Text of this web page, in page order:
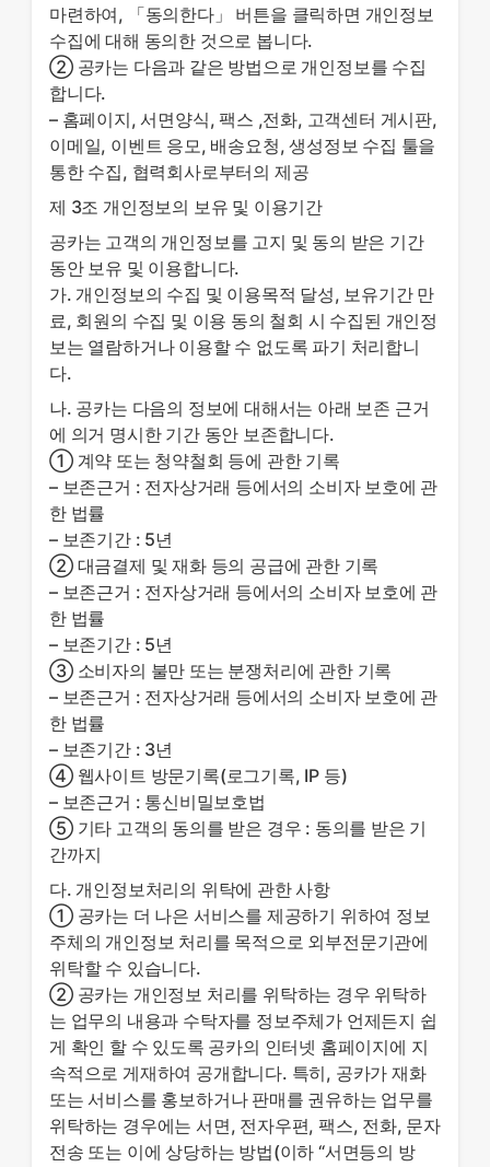
마련하여, 「동의한다」 버튼을 클릭하면 개인정보
수집에 대해 동의한 것으로 봅니다.
② 공카는 다음과 같은 방법으로 개인정보를 수집
합니다.
– 홈페이지, 서면양식, 팩스 ,전화, 고객센터 게시판,
이메일, 이벤트 응모, 배송요청, 생성정보 수집 툴을
통한 수집, 협력회사로부터의 제공
제 3조 개인정보의 보유 및 이용기간
공카는 고객의 개인정보를 고지 및 동의 받은 기간
동안 보유 및 이용합니다.
가. 개인정보의 수집 및 이용목적 달성, 보유기간 만
료, 회원의 수집 및 이용 동의 철회 시 수집된 개인정
보는 열람하거나 이용할 수 없도록 파기 처리합니
다.
나. 공카는 다음의 정보에 대해서는 아래 보존 근거
에 의거 명시한 기간 동안 보존합니다.
① 계약 또는 청약철회 등에 관한 기록
– 보존근거 : 전자상거래 등에서의 소비자 보호에 관
한 법률
– 보존기간 : 5년
② 대금결제 및 재화 등의 공급에 관한 기록
– 보존근거 : 전자상거래 등에서의 소비자 보호에 관
한 법률
– 보존기간 : 5년
③ 소비자의 불만 또는 분쟁처리에 관한 기록
– 보존근거 : 전자상거래 등에서의 소비자 보호에 관
한 법률
– 보존기간 : 3년
④ 웹사이트 방문기록(로그기록, IP 등)
– 보존근거 : 통신비밀보호법
⑤ 기타 고객의 동의를 받은 경우 : 동의를 받은 기
간까지
다. 개인정보처리의 위탁에 관한 사항
① 공카는 더 나은 서비스를 제공하기 위하여 정보
주체의 개인정보 처리를 목적으로 외부전문기관에
위탁할 수 있습니다.
② 공카는 개인정보 처리를 위탁하는 경우 위탁하
는 업무의 내용과 수탁자를 정보주체가 언제든지 쉽
게 확인 할 수 있도록 공카의 인터넷 홈페이지에 지
속적으로 게재하여 공개합니다. 특히, 공카가 재화
또는 서비스를 홍보하거나 판매를 권유하는 업무를
위탁하는 경우에는 서면, 전자우편, 팩스, 전화, 문자
전송 또는 이에 상당하는 방법(이하 “서면등의 방